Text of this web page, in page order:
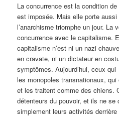
La concurrence est la condition
est imposée. Mais elle porte
l’anarchisme triomphe un jour. La
concurrence avec le capitalisme.
capitalisme n’est ni un nazi
en cravate, ni un dictateur en
symptômes. Aujourd’hui, ceux
les monopoles transnationaux,
et les traitent comme des chiens.
détenteurs du pouvoir, et ils ne
simplement leurs activités